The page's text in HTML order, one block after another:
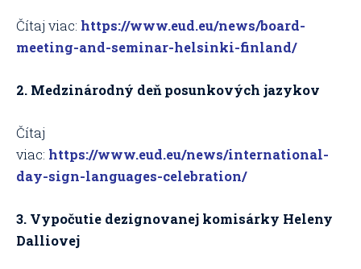
Čítaj viac: https://www.eud.eu/news/board-
meeting-and-seminar-helsinki-finland/
2. Medzinárodný deň posunkových jazykov
Čítaj
viac: https://www.eud.eu/news/international-
day-sign-languages-celebration/
3. Vypočutie dezignovanej komisárky Heleny
Dalliovej